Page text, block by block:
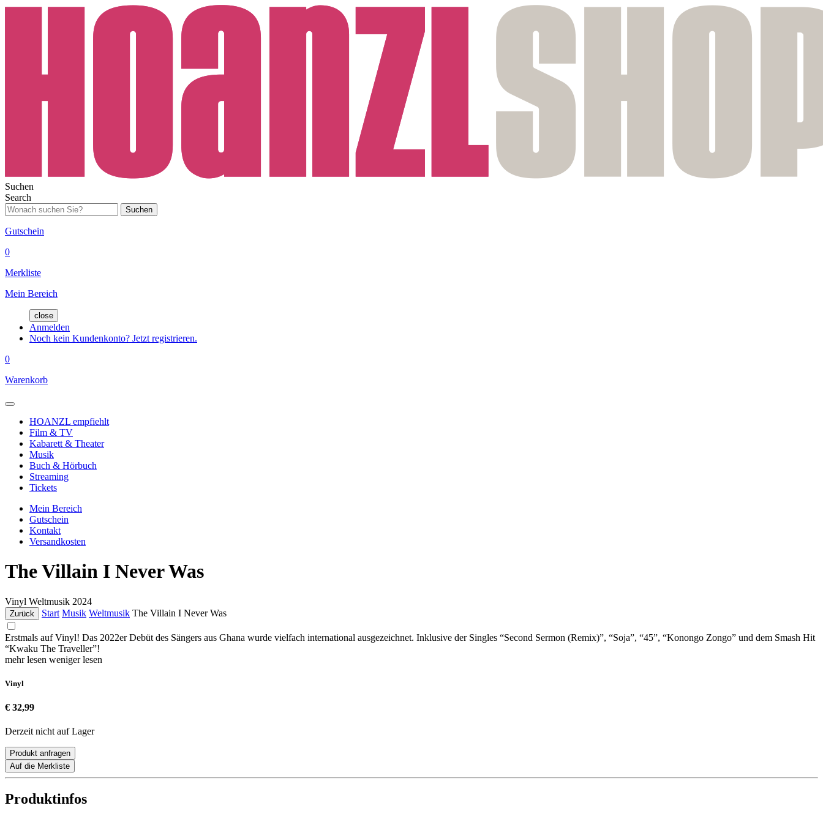
Suchen
Search
Suchen
Gutschein
0
Merkliste
Mein Bereich
close
Anmelden
Noch kein Kundenkonto? Jetzt registrieren.
0
Warenkorb
HOANZL empfiehlt
Film & TV
Kabarett & Theater
Musik
Buch & Hörbuch
Streaming
Tickets
Mein Bereich
Gutschein
Kontakt
Versandkosten
The Villain I Never Was
Vinyl Weltmusik 2024
Zurück Start Musik Weltmusik The Villain I Never Was
Erstmals auf Vinyl! Das 2022er Debüt des Sängers aus Ghana wurde vielfach international ausgezeichnet. Inklusive der Singles “Second Sermon (Remix)”, “Soja”, “45”, “Konongo Zongo” und dem Smash Hit
“Kwaku The Traveller”!
mehr lesen weniger lesen
Vinyl
€ 32,99
Derzeit nicht auf Lager
Produkt anfragen
Auf die Merkliste
Produktinfos